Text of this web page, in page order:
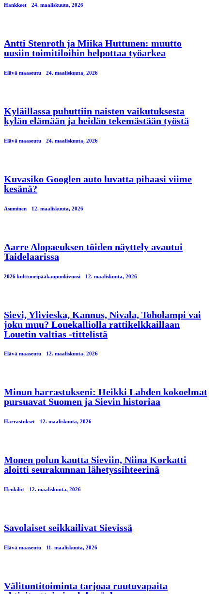
Hankkeet 24. maaliskuuta, 2026
Antti Stenroth ja Miika Huttunen: muutto
uusiin toimitiloihin helpottaa työarkea
Elävä maaseutu 24. maaliskuuta, 2026
Kyläillassa puhuttiin naisten vaikutuksesta
kylän elämään ja heidän tekemästään työstä
Elävä maaseutu 24. maaliskuuta, 2026
Kuvasiko Googlen auto luvatta pihaasi viime
kesänä?
Asuminen 12. maaliskuuta, 2026
Aarre Alopaeuksen töiden näyttely avautui
Taidelaarissa
2026 kulttuuripääkaupunkivuosi 12. maaliskuuta, 2026
Sievi, Ylivieska, Kannus, Nivala, Toholampi vai
joku muu? Louekalliolla rattikelkkaillaan
Louetin valtias -tittelistä
Elävä maaseutu 12. maaliskuuta, 2026
Minun harrastukseni: Heikki Lahden kokoelmat
pursuavat Suomen ja Sievin historiaa
Harrastukset 12. maaliskuuta, 2026
Monen polun kautta Sieviin, Niina Korkatti
aloitti seurakunnan lähetyssihteerinä
Henkilöt 12. maaliskuuta, 2026
Savolaiset seikkailivat Sievissä
Elävä maaseutu 11. maaliskuuta, 2026
Välituntitoiminta tarjoaa ruutuvapaita